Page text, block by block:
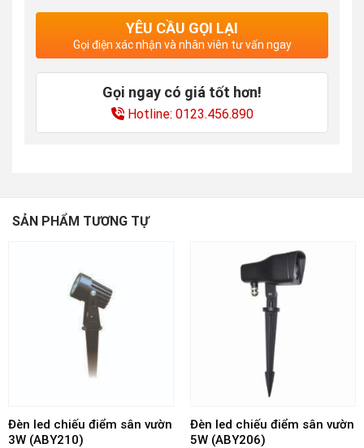
YÊU CẦU GỌI LẠI
Gọi điện xác nhận và nhân viên tư vấn ngay
Gọi ngay có giá tốt hơn!
Hotline: 0123.456.890
SẢN PHẨM TƯƠNG TỰ
Đèn led chiếu điểm sân vườn
3W (ABY210)
Đèn led chiếu điểm sân vườn
5W (ABY206)